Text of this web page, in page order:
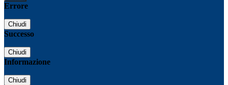
Errore
Chiudi
Successo
Chiudi
Informazione
Chiudi